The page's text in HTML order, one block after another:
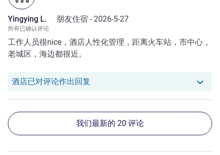
Yingying L. 朋友住宿 - 2026-5-27
所有已确认评论
工作人员很nice，酒店人性化管理，距离火车站，市中心，
老城区，海边都很近。
酒店已对评论作出回复 我们酒店已对 Yingying L. 的评论作
我们最新的 20 评论